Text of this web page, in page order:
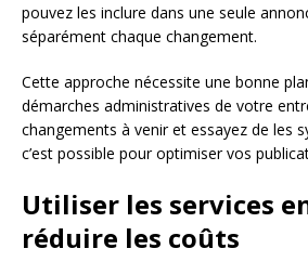
pouvez les inclure dans une seule
séparément chaque changement.
Cette approche nécessite une bonne
démarches administratives de votre
changements à venir et essayez de les
c’est possible pour optimiser vos
Utiliser les services
réduire les coûts